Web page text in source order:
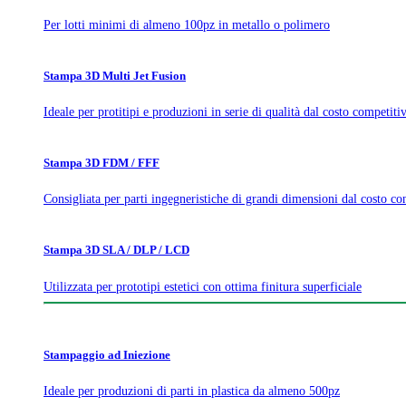
Per lotti minimi di almeno 100pz in metallo o polimero
Stampa 3D Multi Jet Fusion
Ideale per protitipi e produzioni in serie di qualità dal costo
Stampa 3D FDM / FFF
Consigliata per parti ingegneristiche di grandi dimensioni dal costo
Stampa 3D SLA / DLP / LCD
Utilizzata per prototipi estetici con ottima finitura superficiale
Stampaggio ad Iniezione
Ideale per produzioni di parti in plastica da almeno 500pz